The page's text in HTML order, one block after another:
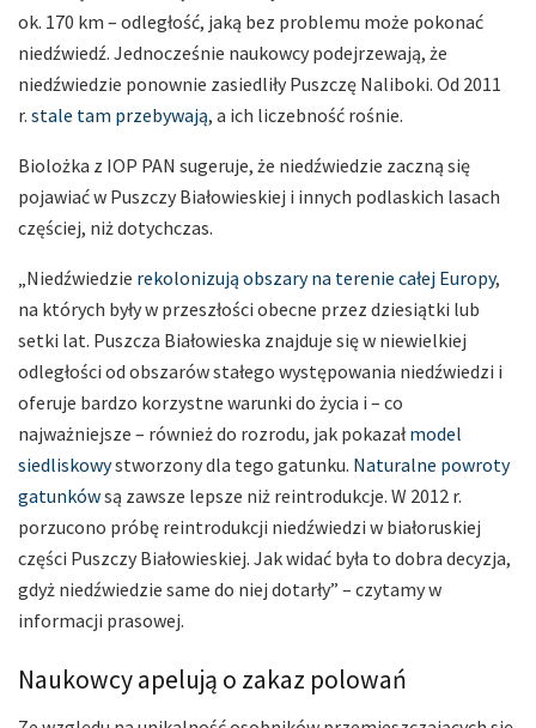
ok. 170 km – odległość, jaką bez problemu może pokonać
niedźwiedź. Jednocześnie naukowcy podejrzewają, że
niedźwiedzie ponownie zasiedliły Puszczę Naliboki. Od 2011
r. stale tam przebywają, a ich liczebność rośnie.
Biolożka z IOP PAN sugeruje, że niedźwiedzie zaczną się
pojawiać w Puszczy Białowieskiej i innych podlaskich lasach
częściej, niż dotychczas.
„Niedźwiedzie rekolonizują obszary na terenie całej Europy,
na których były w przeszłości obecne przez dziesiątki lub
setki lat. Puszcza Białowieska znajduje się w niewielkiej
odległości od obszarów stałego występowania niedźwiedzi i
oferuje bardzo korzystne warunki do życia i – co
najważniejsze – również do rozrodu, jak pokazałmodel
siedliskowystworzony dla tego gatunku. Naturalne powroty
gatunkówsą zawsze lepsze niż reintrodukcje. W 2012 r.
porzucono próbę reintrodukcji niedźwiedzi w białoruskiej
części Puszczy Białowieskiej. Jak widać była to dobra decyzja,
gdyż niedźwiedzie same do niej dotarły” – czytamy w
informacji prasowej.
Naukowcy apelują o zakaz polowań